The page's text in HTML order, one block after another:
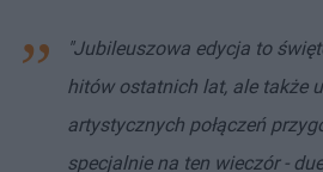
"Jubileuszowa edycja to
hitów ostatnich lat, ale także
artystycznych połączeń
specjalnie na ten wieczór -